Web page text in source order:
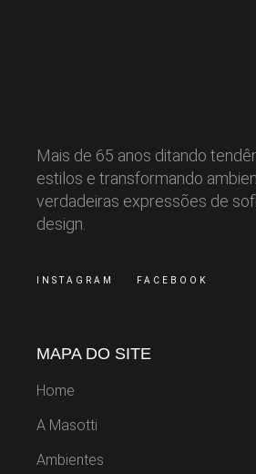
Mais de 65 anos ditando
estilos e transformando
verdadeiras expressões de
design.
INSTAGRAM FACEBOOK
MAPA DO SITE
Home
A Masotti
Ambientes